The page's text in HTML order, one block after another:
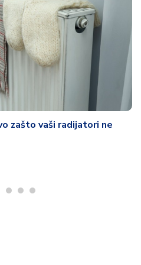
zašto vaši radijatori ne